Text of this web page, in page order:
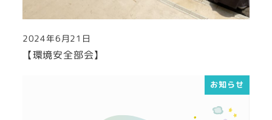
【環境安全部会】
投稿日
2024年6月21日
お知らせ